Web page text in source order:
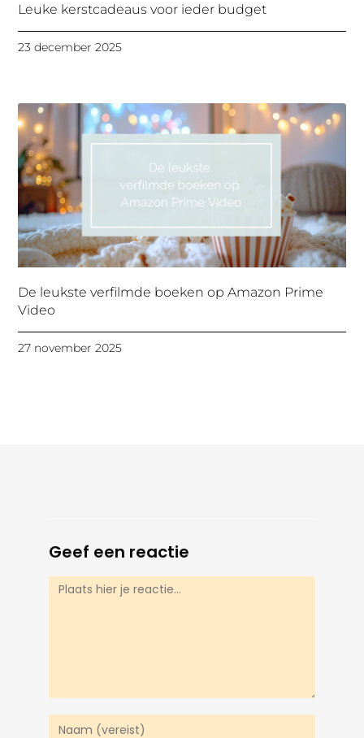
Leuke kerstcadeaus voor ieder budget
23 december 2025
De leukste verfilmde boeken op Amazon Prime
Video
27 november 2025
Geef een reactie